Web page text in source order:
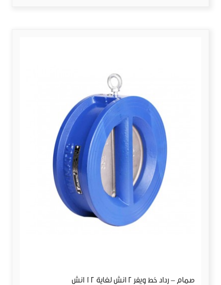
صمام - رداد خط ويفر 2 انش لغاية 12 انش